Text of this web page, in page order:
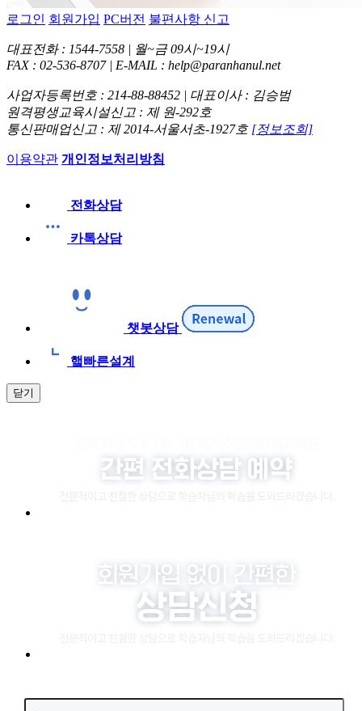
로그인 회원가입 PC버전 불편사항 신고
대표전화 : 1544-7558 | 월~금 09시~19시
FAX : 02-536-8707 | E-MAIL : help@paranhanul.net
사업자등록번호 : 214-88-88452 | 대표이사 : 김승범
원격평생교육시설신고 : 제 원-292호
통신판매업신고 : 제 2014-서울서초-1927호 [정보조회]
이용약관 개인정보처리방침
전화상담
카톡상담
챗봇상담
햌빠른설계
닫기